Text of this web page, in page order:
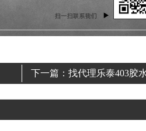
下一篇： 找代理乐泰403胶